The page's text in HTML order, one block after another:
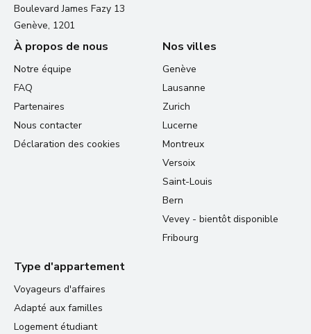
Boulevard James Fazy 13
Genève, 1201
À propos de nous
Notre équipe
FAQ
Partenaires
Nous contacter
Déclaration des cookies
Nos villes
Genève
Lausanne
Zurich
Lucerne
Montreux
Versoix
Saint-Louis
Bern
Vevey - bientôt disponible
Fribourg
Type d'appartement
Voyageurs d'affaires
Adapté aux familles
Logement étudiant